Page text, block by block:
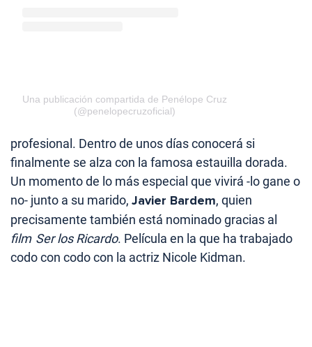
Una publicación compartida de Penélope Cruz
(@penelopecruzoficial)
profesional. Dentro de unos días conocerá si
finalmente se alza con la famosa estauilla dorada.
Un momento de lo más especial que vivirá -lo gane o
no- junto a su marido, Javier Bardem, quien
precisamente también está nominado gracias al
film Ser los Ricardo. Película en la que ha trabajado
codo con codo con la actriz Nicole Kidman.